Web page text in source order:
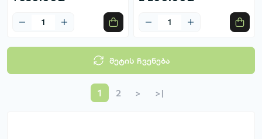
მეტის ჩვენება
1 2 > >|